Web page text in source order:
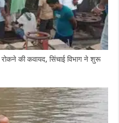
की कवायद, सिंचाई विभाग ने शुरू